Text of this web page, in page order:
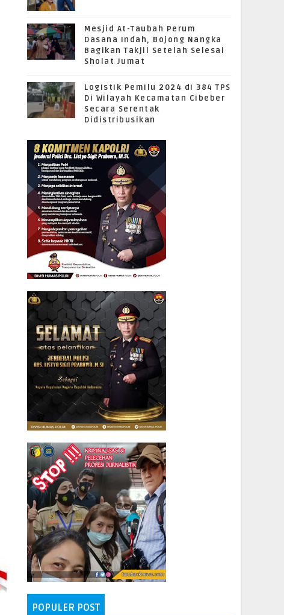
Mesjid At-Taubah Perum
Dasana Indah, Bojong Nangka
Bagikan Takjil Setelah Selesai
Sholat Jumat
Logistik Pemilu 2024 di 384 TPS
Di Wilayah Kecamatan Cibeber
Secara Serentak
Didistribusikan
POPULER POST